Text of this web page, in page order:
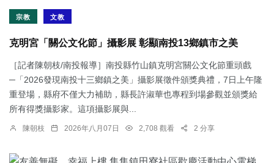
宗教 文教
克明宮「關公文化節」攝影展 彰顯南投13鄉鎮市之美
［記者陳朝枝/南投報導］南投縣竹山鎮克明宮關公文化節重頭戲
─「2026發現南投十三鄉鎮之美」攝影展徵件頒獎典禮，7日上午隆
重登場，縣府不僅大力補助，縣長許淑華也專程到場參觀並頒獎給
所有得獎攝影家。這項攝影展與...
陳朝枝 2026年八月07日 2,708 觀看 2 分享